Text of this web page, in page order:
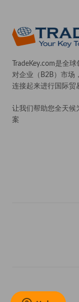
TradeKey.com是全
对企业（B2B）市场
连接起来进行国际贸
让我们帮助您全天候
案